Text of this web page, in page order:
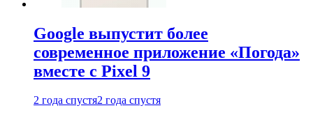
Google выпустит более
современное приложение «Погода»
вместе с Pixel 9
2 года спустя2 года спустя